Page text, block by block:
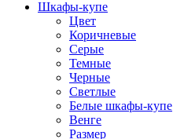
Шкафы-купе
Цвет
Коричневые
Серые
Темные
Черные
Светлые
Белые шкафы-купе
Венге
Размер